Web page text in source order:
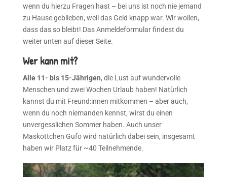
wenn du hierzu Fragen hast – bei uns ist noch nie jemand
zu Hause geblieben, weil das Geld knapp war. Wir wollen,
dass das so bleibt! Das Anmeldeformular findest du
weiter unten auf dieser Seite.
Wer kann mit?
Alle 11- bis 15-Jährigen, die Lust auf wundervolle
Menschen und zwei Wochen Urlaub haben! Natürlich
kannst du mit Freund:innen mitkommen – aber auch,
wenn du noch niemanden kennst, wirst du einen
unvergesslichen Sommer haben. Auch unser
Maskottchen Gufo wird natürlich dabei sein, insgesamt
haben wir Platz für ~40 Teilnehmende.